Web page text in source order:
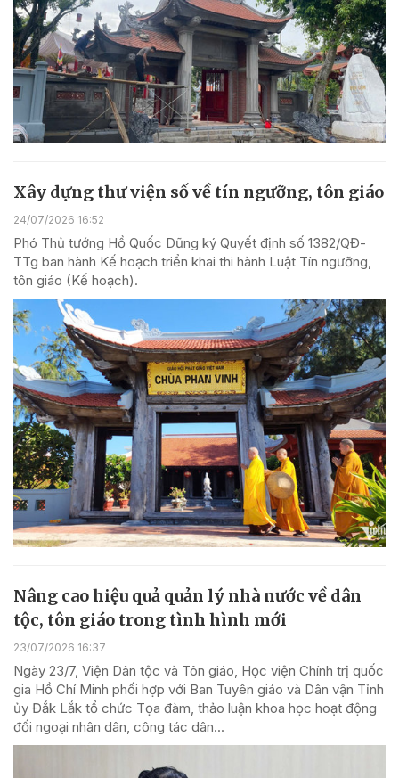
Xây dựng thư viện số về tín ngưỡng, tôn giáo
24/07/2026 16:52
Phó Thủ tướng Hồ Quốc Dũng ký Quyết định số 1382/QĐ-
TTg ban hành Kế hoạch triển khai thi hành Luật Tín ngưỡng,
tôn giáo (Kế hoạch).
Nâng cao hiệu quả quản lý nhà nước về dân
tộc, tôn giáo trong tình hình mới
23/07/2026 16:37
Ngày 23/7, Viện Dân tộc và Tôn giáo, Học viện Chính trị quốc
gia Hồ Chí Minh phối hợp với Ban Tuyên giáo và Dân vận Tỉnh
ủy Đắk Lắk tổ chức Tọa đàm, thảo luận khoa học hoạt động
đối ngoại nhân dân, công tác dân...